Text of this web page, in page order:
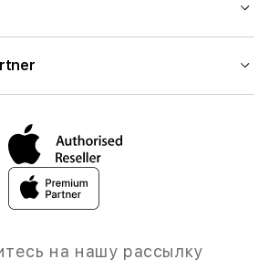
на нашу рассылку